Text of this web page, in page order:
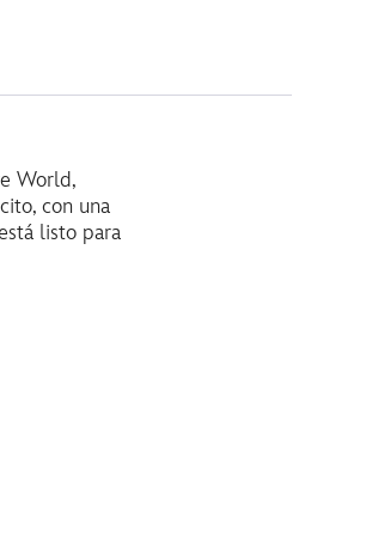
World,
con una
listo para